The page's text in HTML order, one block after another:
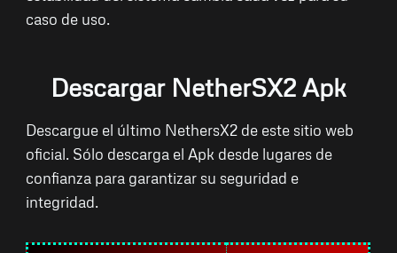
caso de uso.
Descargar NetherSX2 Apk
Descargue el último NethersX2 de este sitio web
oficial. Sólo descarga el Apk desde lugares de
confianza para garantizar su seguridad e
integridad.